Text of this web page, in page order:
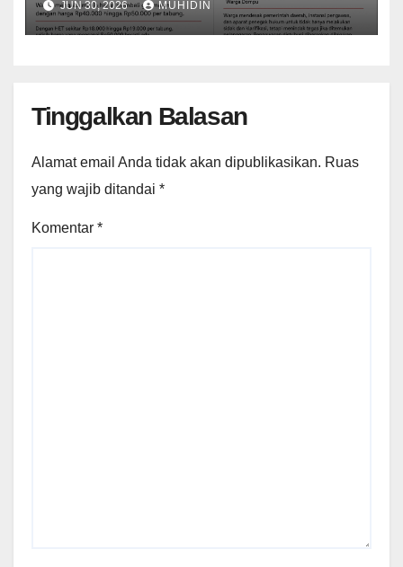
JUN 30, 2026 MUHIDIN
Tinggalkan Balasan
Alamat email Anda tidak akan dipublikasikan. Ruas
yang wajib ditandai *
Komentar *